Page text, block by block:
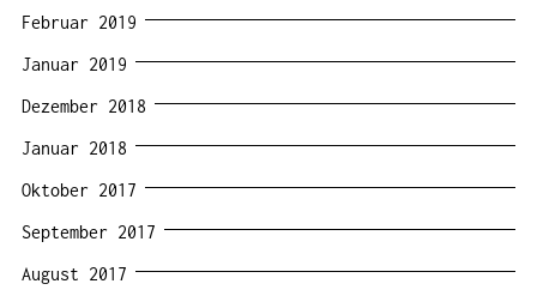
Februar 2019
Januar 2019
Dezember 2018
Januar 2018
Oktober 2017
September 2017
August 2017